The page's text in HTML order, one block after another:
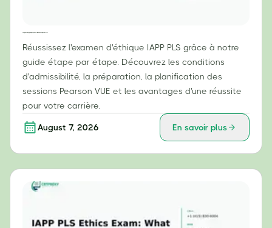
Réussissez l'examen d'éthique IAPP PLS grâce à notre
guide étape par étape. Découvrez les conditions
d'admissibilité, la préparation, la planification des
sessions Pearson VUE et les avantages d'une réussite
pour votre carrière.
August 7, 2026 En savoir plus